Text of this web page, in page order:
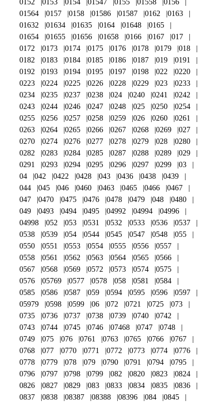
0152 0153 0154 01547 0155 01558
0156
01564
0157 0158 01586 01587 0162
0163
01632
01634 01635 0164 01648
0165
01654
01655 01656 01658 0166 0167
017
0172
0173 0174 0175 0176 0178 0179
018
0182
0183 0184 0185 0186 0187 019
0191
0192
0193 0194 0195 0197 0198 022
0220
0223
0224 0225 0226 0228 0229 023
0233
0234
0235 0237 0238 024 0240 0241
0242
0243
0244 0246 0247 0248 025 0250
0254
0255
0256 0257 0258 0259 026 0260
0261
0263
0264 0265 0266 0267 0268 0269
027
0270
0274 0276 0277 0278 0279 028
0280
0282
0283 0284 0285 0287 0288 0289
029
0291
0293 0294 0295 0296 0297 0299
03
04
042 0422 0428 043 0436 0438
0439
044
045 046 0460 0463 0465 0466
0467
047
0470 0475 0476 0478 0479 048
0480
049
0493 0494 0495 04992 04994
04996
04998
052 053 0531 0532 0533 0536
0537
0538
0539 054 0544 0545 0547 0548
055
0550
0551 0553 0554 0555 0556
0557
0558
0561 0562 0563 0564 0565
0566
0567
0568 0569 0572 0573 0574
0575
0576
05769 0577 0578 058 0581
0584
0585
0586 0587 059 0594 0595 0596
0597
05979
0598 0599 06 072 0721 0725
073
0735
0736 0737 0738 0739 0740
0742
0743
0744 0745 0746 07468 0747
0748
0749
075 076 0761 0763 0765 0766
0767
0768
077 0770 0771 0772 0773 0774
0776
0778
0779 078 079 0790 0791 0794
0795
0796
0797 0798 0799 082 0820 0823
0824
0826
0827 0829 083 0833 0834 0835
0836
0837
0838 08387 08388 08396 084
0845